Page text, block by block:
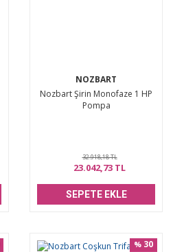
NOZBART
Nozbart Şirin Monofaze 1 HP
Pompa
32.918,18 TL
23.042,73 TL
SEPETE EKLE
% 30